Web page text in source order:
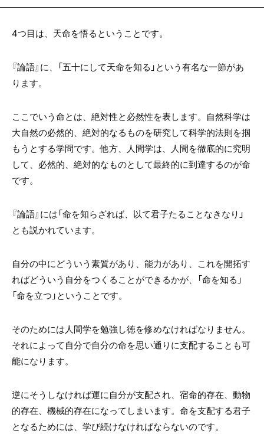
4つ目は、天命を悟るということです。
『論語』に、「五十にして天命を知る」という有名な一節があ
ります。
ここでいう命とは、絶対性と必然性を表します。自然科学は
大自然の必然的、絶対的なるものを研究して科学的法則を掴
もうとする学問です。他方、人間学は、人間を徹底的に究明
して、必然的、絶対的なものとして最終的に到達するのが命
です。
『論語』には「命を知らざれば、以て君子たることなきなり」
とも説かれています。
自分の中にどういう素質があり、能力があり、これを開拓す
ればどういう自分をつくることができるかが、「命を知る」
「命を立つ」ということです。
そのためには人間学を勉強し徳を修めなければなりません。
それによって自分で自分の命を思い通りに支配することも可
能になります。
逆にそうしなければ運に自分が支配され、宿命的存在、動物
的存在、機械的存在になってしまいます。命を支配する君子
となるためには、学び続けなければならないのです。